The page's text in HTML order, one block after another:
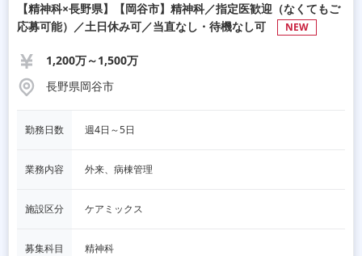
【精神科×長野県】【岡谷市】精神科／指定医歓迎（なくてもご
応募可能）／土日休み可／当直なし・待機なし可
NEW
1,200万～1,500万
長野県岡谷市
勤務日数 週4日～5日
業務内容 外来、病棟管理
施設区分 ケアミックス
募集科目 精神科